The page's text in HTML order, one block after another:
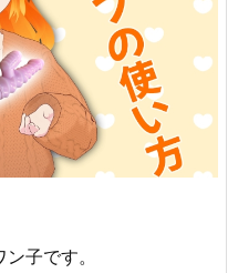
子です。